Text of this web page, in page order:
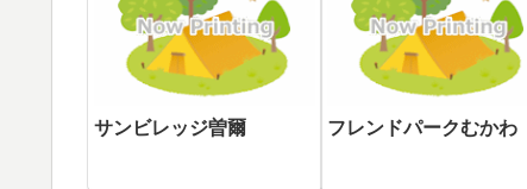
サンビレッジ曽爾 フレンドパークむかわ